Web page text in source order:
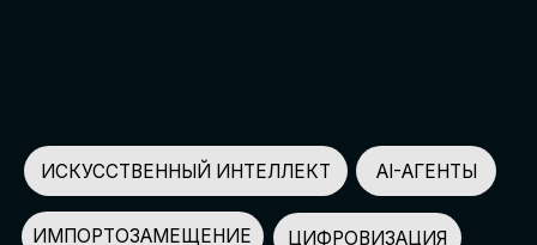
КЭДО АВТОМАТИЗАЦИЯ HR
АВТОМАТИЗАЦИЯ МАРКЕТИНГА И ПРОДАЖ
ЧАТ-БОТЫ